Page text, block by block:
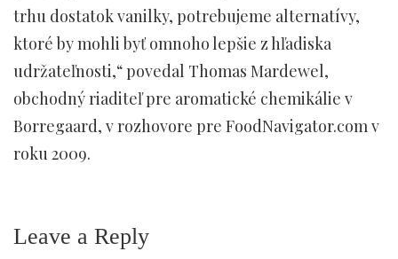
trhu dostatok vanilky, potrebujeme alternatívy,
ktoré by mohli byť omnoho lepšie z hľadiska
udržateľnosti,“ povedal Thomas Mardewel,
obchodný riaditeľ pre aromatické chemikálie v
Borregaard, v rozhovore pre FoodNavigator.com v
roku 2009.
Leave a Reply